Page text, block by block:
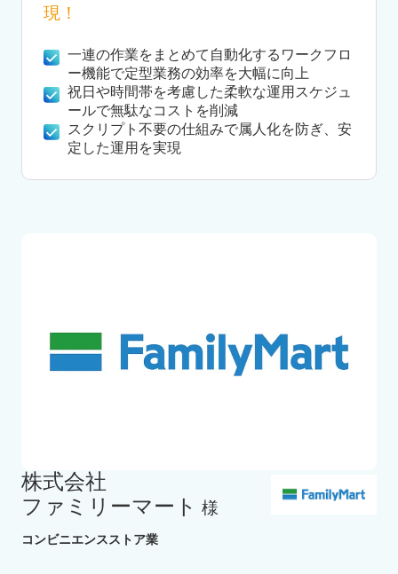
現！
一連の作業をまとめて自動化するワークフロ
ー機能で定型業務の効率を大幅に向上
祝日や時間帯を考慮した柔軟な運用スケジュ
ールで無駄なコストを削減
スクリプト不要の仕組みで属人化を防ぎ、安
定した運用を実現
株式会社
ファミリーマート 様
コンビニエンスストア業